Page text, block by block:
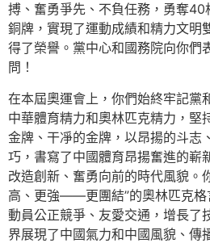
搏、奮勇爭先、不負任務，勇奪
銅牌，實現了運動成績和精力文明
得了榮譽。黨中心和國務院向你們
問！
在本屆奧運會上，你們始終牢記黨
中華體育精力和奧林匹克精力，堅
金牌、干凈的金牌，以昂揚的斗志
巧，書寫了中國體育昂揚奮進的嶄
改造創新、奮勇向前的時代風貌。
高、更強——更團結”的奧林匹克格
動員公正競爭、友愛交通，增長了
界展現了中國氣力和中國風貌、傳